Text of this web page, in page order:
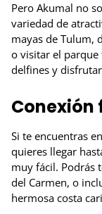
Pero Akumal no
variedad de
mayas de Tulum,
o visitar el parque
delfines y
Conexión
Si te encuentras
quieres llegar
muy fácil. Podrás
del Carmen, o
hermosa costa